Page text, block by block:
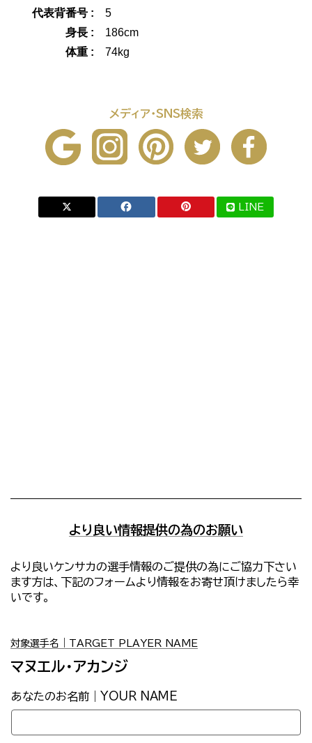
代表背番号 :
5
身長 :
186cm
体重 :
74kg
メディア・SNS検索
LINE
より良い情報提供の為のお願い
より良いケンサカの選手情報のご提供の為にご協力下さい
ます方は、下記のフォームより情報をお寄せ頂けましたら幸
いです。
対象選手名｜TARGET PLAYER NAME
マヌエル・アカンジ
あなたのお名前｜YOUR NAME